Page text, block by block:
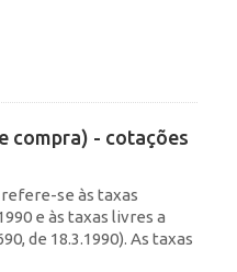
compra) - cotações
refere-se às taxas
e às taxas livres a
de 18.3.1990). As taxas